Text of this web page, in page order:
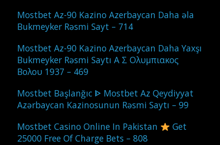
Mostbet Az-90 Kazino Azerbaycan Daha əla
Bukmeyker Rəsmi Sayt – 714
Mostbet Az-90 Kazino Azerbaycan Daha Yaxşı
Bukmeyker Rəsmi Saytı Α Σ Ολυμπιακος
Βολου 1937 – 469
Mostbet Başlanğıc ᐈ Mostbet Az Qeydiyyat
Azərbaycan Kazinosunun Rəsmi Saytı – 99
Mostbet Casino Online In Pakistan
Get
25000 Free Of Charge Bets – 808